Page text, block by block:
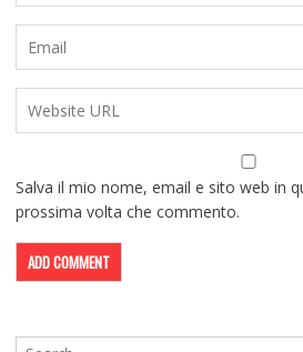
Salva il mio nome, email e sito web in
prossima volta che commento.